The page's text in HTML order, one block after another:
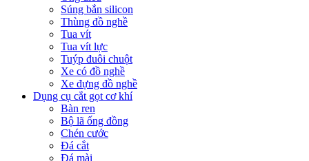
Súng bắn silicon
Thùng đồ nghề
Tua vít
Tua vít lực
Tuýp đuôi chuột
Xe có đồ nghề
Xe đựng đồ nghề
Dụng cụ cắt gọt cơ khí
Bàn ren
Bộ lã ống đồng
Chén cước
Đá cắt
Đá mài